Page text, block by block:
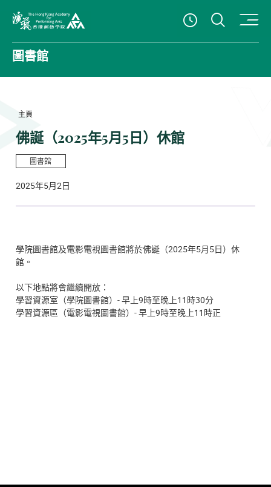
查看開放時
打開
圖書館
主頁
佛誕（2025年5月5日）休館
圖書館
2025年5月2日
學院圖書館及電影電視圖書館將於佛誕（2025年5月5日）休
館。
以下地點將會繼續開放：
學習資源室（學院圖書館）- 早上9時至晚上11時30分
學習資源區（電影電視圖書館）- 早上9時至晚上11時正